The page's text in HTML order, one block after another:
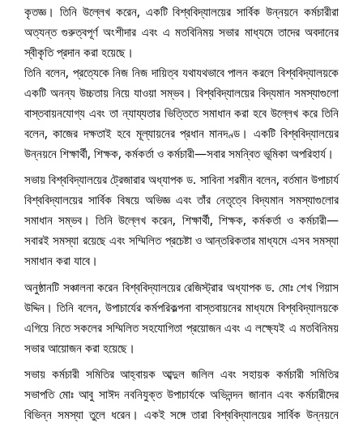
কৃতজ্ঞ। তিনি উল্লেখ করেন, একটি বিশ্ববিদ্যালয়ের সার্বিক উন্নয়নে কর্মচারীরা
অত্যন্ত গুরুত্বপূর্ণ অংশীদার এবং এ মতবিনিময় সভার মাধ্যমে তাদের অবদানের
স্বীকৃতি প্রদান করা হয়েছে।
তিনি বলেন, প্রত্যেকে নিজ নিজ দায়িত্ব যথাযথভাবে পালন করলে বিশ্ববিদ্যালয়কে
একটি অনন্য উচ্চতায় নিয়ে যাওয়া সম্ভব। বিশ্ববিদ্যালয়ের বিদ্যমান সমস্যাগুলো
বাস্তবায়নযোগ্য এবং তা ন্যায্যতার ভিত্তিতে সমাধান করা হবে উল্লেখ করে তিনি
বলেন, কাজের দক্ষতাই হবে মূল্যায়নের প্রধান মানদণ্ড। একটি বিশ্ববিদ্যালয়ের
উন্নয়নে শিক্ষার্থী, শিক্ষক, কর্মকর্তা ও কর্মচারী—সবার সমন্বিত ভূমিকা অপরিহার্য।
সভায় বিশ্ববিদ্যালয়ের ট্রেজারার অধ্যাপক ড. সাবিনা শরমীন বলেন, বর্তমান উপাচার্য
বিশ্ববিদ্যালয়ের সার্বিক বিষয়ে অভিজ্ঞ এবং তাঁর নেতৃত্বে বিদ্যমান সমস্যাগুলোর
সমাধান সম্ভব। তিনি উল্লেখ করেন, শিক্ষার্থী, শিক্ষক, কর্মকর্তা ও কর্মচারী—
সবারই সমস্যা রয়েছে এবং সম্মিলিত প্রচেষ্টা ও আন্তরিকতার মাধ্যমে এসব সমস্যা
সমাধান করা যাবে।
অনুষ্ঠানটি সঞ্চালনা করেন বিশ্ববিদ্যালয়ের রেজিস্ট্রার অধ্যাপক ড. মোঃ শেখ গিয়াস
উদ্দিন। তিনি বলেন, উপাচার্যের কর্মপরিকল্পনা বাস্তবায়নের মাধ্যমে বিশ্ববিদ্যালয়কে
এগিয়ে নিতে সকলের সম্মিলিত সহযোগিতা প্রয়োজন এবং এ লক্ষ্যেই এ মতবিনিময়
সভার আয়োজন করা হয়েছে।
সভায় কর্মচারী সমিতির আহ্বায়ক আব্দুল জলিল এবং সহায়ক কর্মচারী সমিতির
সভাপতি মোঃ আবু সাঈদ নবনিযুক্ত উপাচার্যকে অভিনন্দন জানান এবং কর্মচারীদের
বিভিন্ন সমস্যা তুলে ধরেন। একই সঙ্গে তারা বিশ্ববিদ্যালয়ের সার্বিক উন্নয়নে